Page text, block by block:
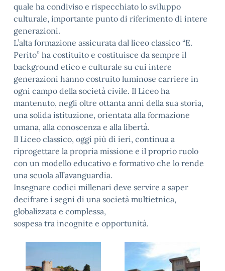
quale ha condiviso e rispecchiato lo sviluppo
culturale, importante punto di riferimento di intere
generazioni.
L’alta formazione assicurata dal liceo classico “E.
Perito” ha costituito e costituisce da sempre il
background etico e culturale su cui intere
generazioni hanno costruito luminose carriere in
ogni campo della società civile. Il Liceo ha
mantenuto, negli oltre ottanta anni della sua storia,
una solida istituzione, orientata alla formazione
umana, alla conoscenza e alla libertà.
Il Liceo classico, oggi più di ieri, continua a
riprogettare la propria missione e il proprio ruolo
con un modello educativo e formativo che lo rende
una scuola all’avanguardia.
Insegnare codici millenari deve servire a saper
decifrare i segni di una società multietnica,
globalizzata e complessa,
sospesa tra incognite e opportunità.